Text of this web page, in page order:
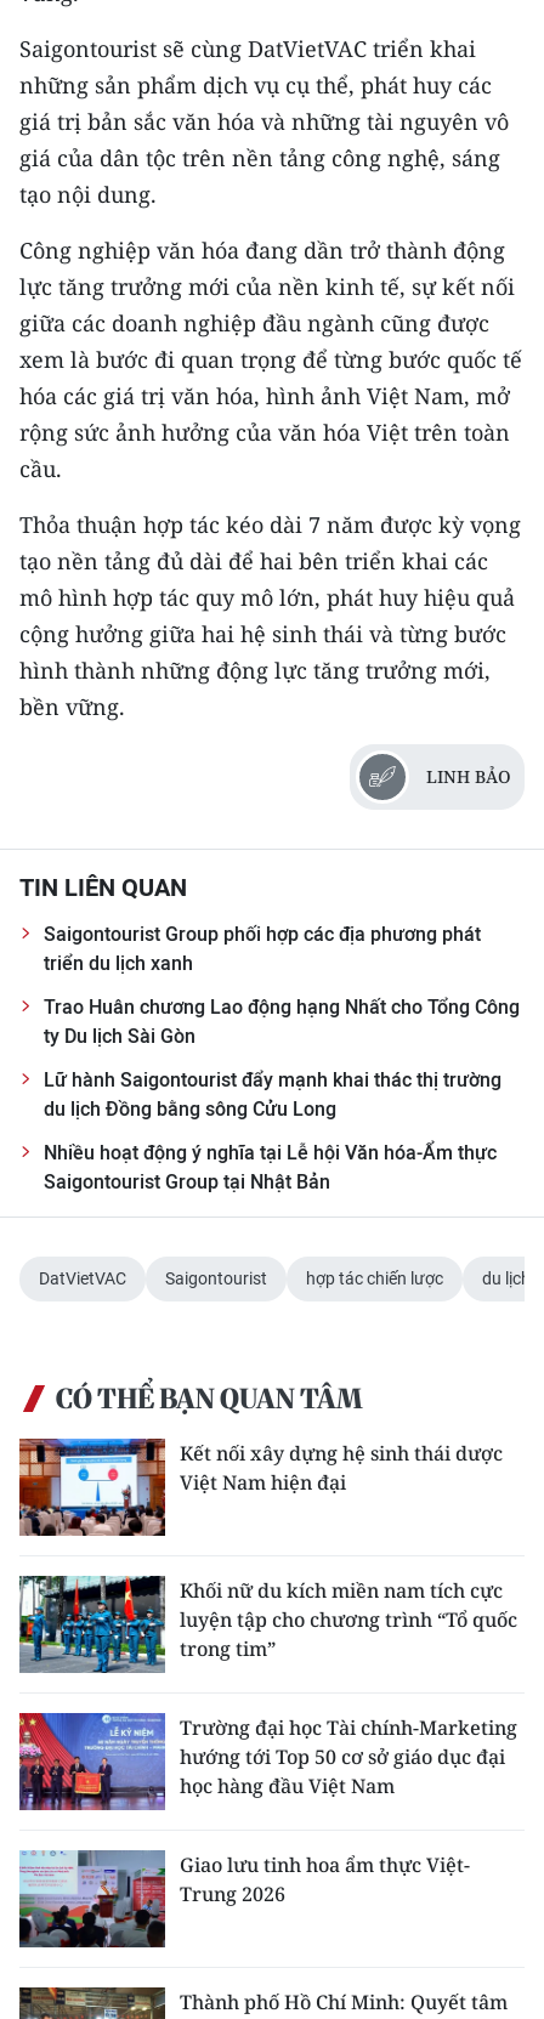
Saigontourist sẽ cùng DatVietVAC triển khai
những sản phẩm dịch vụ cụ thể, phát huy các
giá trị bản sắc văn hóa và những tài nguyên vô
giá của dân tộc trên nền tảng công nghệ, sáng
tạo nội dung.
Công nghiệp văn hóa đang dần trở thành động
lực tăng trưởng mới của nền kinh tế, sự kết nối
giữa các doanh nghiệp đầu ngành cũng được
xem là bước đi quan trọng để từng bước quốc tế
hóa các giá trị văn hóa, hình ảnh Việt Nam, mở
rộng sức ảnh hưởng của văn hóa Việt trên toàn
cầu.
Thỏa thuận hợp tác kéo dài 7 năm được kỳ vọng
tạo nền tảng đủ dài để hai bên triển khai các
mô hình hợp tác quy mô lớn, phát huy hiệu quả
cộng hưởng giữa hai hệ sinh thái và từng bước
hình thành những động lực tăng trưởng mới,
bền vững.
LINH BẢO
TIN LIÊN QUAN
Saigontourist Group phối hợp các địa phương phát
triển du lịch xanh
Trao Huân chương Lao động hạng Nhất cho Tổng Công
ty Du lịch Sài Gòn
Lữ hành Saigontourist đẩy mạnh khai thác thị trường
du lịch Đồng bằng sông Cửu Long
Nhiều hoạt động ý nghĩa tại Lễ hội Văn hóa-Ẩm thực
Saigontourist Group tại Nhật Bản
DatVietVAC Saigontourist hợp tác chiến lược du lịch
CÓ THỂ BẠN QUAN TÂM
Kết nối xây dựng hệ sinh thái dược
Việt Nam hiện đại
Khối nữ du kích miền nam tích cực
luyện tập cho chương trình “Tổ quốc
trong tim”
Trường đại học Tài chính-Marketing
hướng tới Top 50 cơ sở giáo dục đại
học hàng đầu Việt Nam
Giao lưu tinh hoa ẩm thực Việt-
Trung 2026
Thành phố Hồ Chí Minh: Quyết tâm